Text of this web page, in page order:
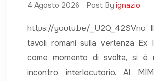
4 Agosto 2026 Post By ignazio
https://youtu.be/_U2Q_42SVno
tavoli romani sulla vertenza Ex
come momento di svolta, si è
incontro interlocutorio. Al